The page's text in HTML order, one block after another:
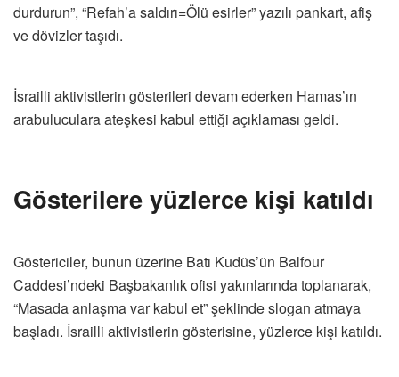
durdurun”, “Refah’a saldırı=Ölü esirler” yazılı pankart, afiş
ve dövizler taşıdı.
İsrailli aktivistlerin gösterileri devam ederken Hamas’ın
arabuluculara ateşkesi kabul ettiği açıklaması geldi.
Gösterilere yüzlerce kişi katıldı
Göstericiler, bunun üzerine Batı Kudüs’ün Balfour
Caddesi’ndeki Başbakanlık ofisi yakınlarında toplanarak,
“Masada anlaşma var kabul et” şeklinde slogan atmaya
başladı. İsrailli aktivistlerin gösterisine, yüzlerce kişi katıldı.